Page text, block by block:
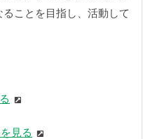
ことを目指し、活動して
見る